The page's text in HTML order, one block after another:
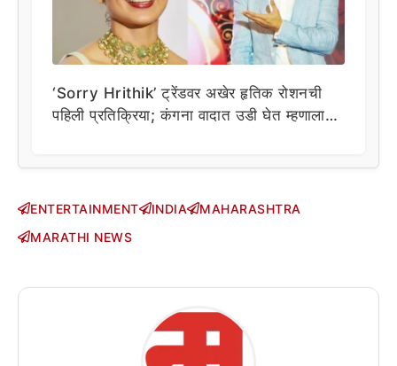
‘Sorry Hrithik’ ट्रेंडवर अखेर हृतिक रोशनची
पहिली प्रतिक्रिया; कंगना वादात उडी घेत म्हणाला…
ENTERTAINMENT INDIA
MAHARASHTRA
MARATHI NEWS